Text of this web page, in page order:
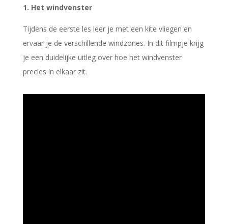
1. Het windvenster
Tijdens de eerste les leer je met een kite vliegen en
ervaar je de verschillende windzones. In dit filmpje krijg
je een duidelijke uitleg over hoe het windvenster
precies in elkaar zit.